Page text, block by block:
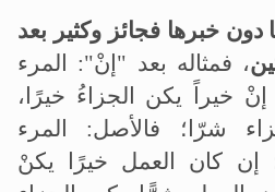
دون خبرها فجائز وكثير بعد
، فمثاله بعد "إنْ": المرء
خيراً يكن الجزاءُ خيرًا،
شرّا؛ فالأصل: المرء
كان العمل خيرًا يكنْ